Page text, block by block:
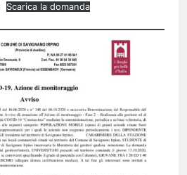
Scarica la domanda